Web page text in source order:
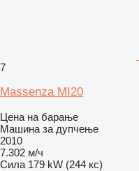
7
Massenza MI20
Цена на барање
Машина за дупчење
2010
7.302 м/ч
Сила 179 kW (244 кс)